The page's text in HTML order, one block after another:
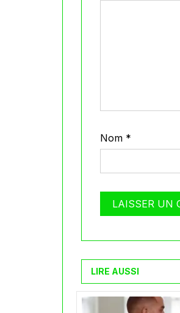
Nom *
LIRE AUSSI